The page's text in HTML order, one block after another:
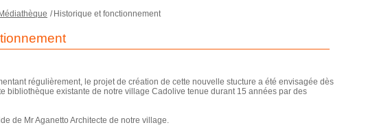
/ Historique et fonctionnement
régulièrement, le projet de création de cette nouvelle stucture a été envisagée dès
bibliothèque existante de notre village Cadolive tenue durant 15 années par des
de Mr Aganetto Architecte de notre village.